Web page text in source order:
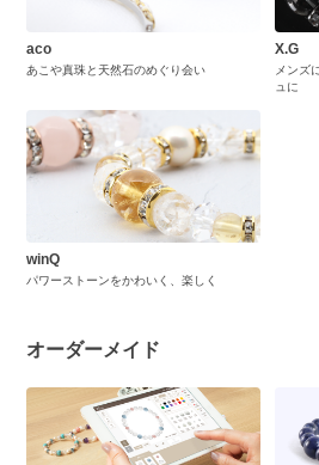
aco
あこや真珠と天然石のめぐり会い
X.G
メンズ
ュに
winQ
パワーストーンをかわいく、楽しく
オーダーメイド